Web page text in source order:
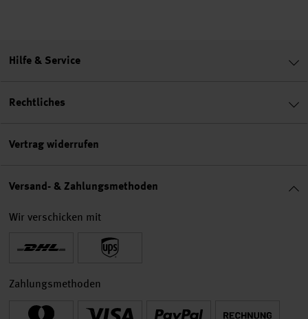
Hilfe & Service
Rechtliches
Vertrag widerrufen
Versand- & Zahlungsmethoden
Wir verschicken mit
Zahlungsmethoden